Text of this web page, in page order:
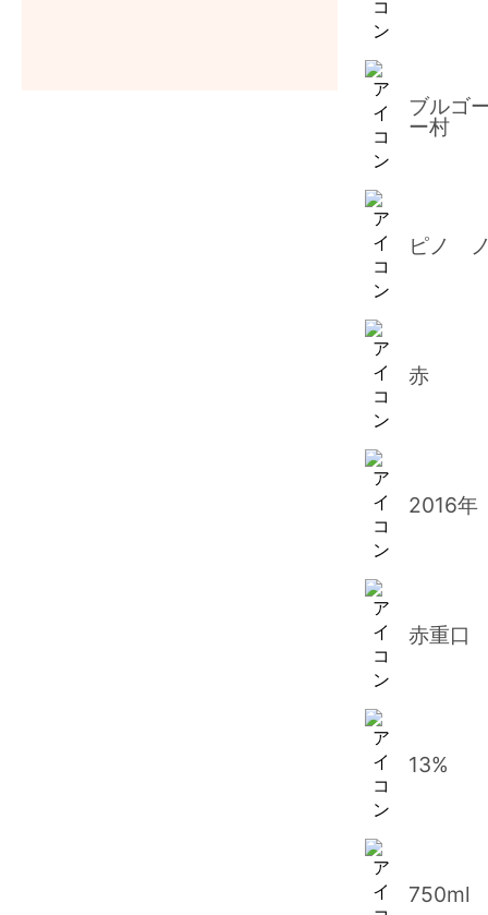
ドリアー
イタリア /
ルチェ
ブルゴ
ー村
ピノ
赤
2016年
赤重口
13%
750ml